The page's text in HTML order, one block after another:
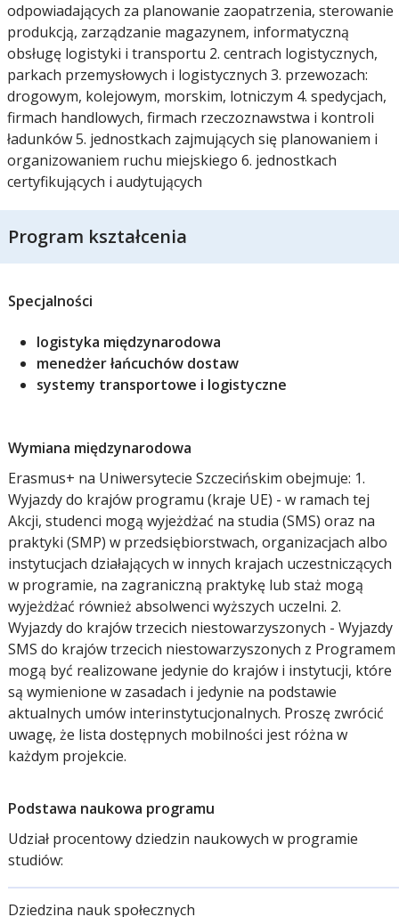
odpowiadających za planowanie zaopatrzenia, sterowanie
produkcją, zarządzanie magazynem, informatyczną
obsługę logistyki i transportu 2. centrach logistycznych,
parkach przemysłowych i logistycznych 3. przewozach:
drogowym, kolejowym, morskim, lotniczym 4. spedycjach,
firmach handlowych, firmach rzeczoznawstwa i kontroli
ładunków 5. jednostkach zajmujących się planowaniem i
organizowaniem ruchu miejskiego 6. jednostkach
certyfikujących i audytujących
Program kształcenia
Specjalności
logistyka międzynarodowa
menedżer łańcuchów dostaw
systemy transportowe i logistyczne
Wymiana międzynarodowa
Erasmus+ na Uniwersytecie Szczecińskim obejmuje: 1.
Wyjazdy do krajów programu (kraje UE) - w ramach tej
Akcji, studenci mogą wyjeżdżać na studia (SMS) oraz na
praktyki (SMP) w przedsiębiorstwach, organizacjach albo
instytucjach działających w innych krajach uczestniczących
w programie, na zagraniczną praktykę lub staż mogą
wyjeżdżać również absolwenci wyższych uczelni. 2.
Wyjazdy do krajów trzecich niestowarzyszonych - Wyjazdy
SMS do krajów trzecich niestowarzyszonych z Programem
mogą być realizowane jedynie do krajów i instytucji, które
są wymienione w zasadach i jedynie na podstawie
aktualnych umów interinstytucjonalnych. Proszę zwrócić
uwagę, że lista dostępnych mobilności jest różna w
każdym projekcie.
Podstawa naukowa programu
Udział procentowy dziedzin naukowych w programie
studiów:
Dziedzina nauk społecznych